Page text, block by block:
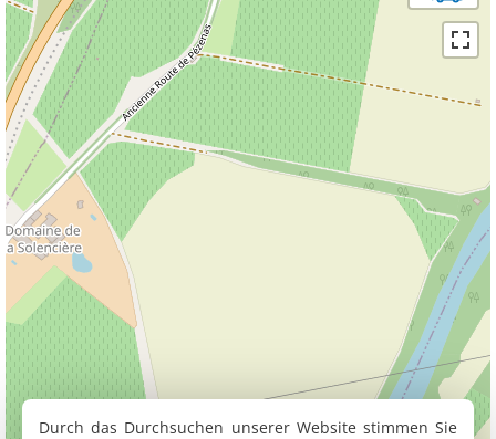
Durch das Durchsuchen unserer Website stimmen Sie